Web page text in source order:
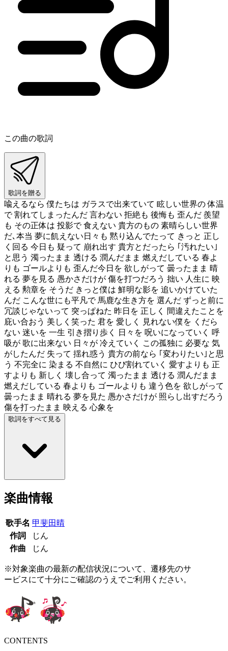
この曲の歌詞
歌詞を贈る
喩えるなら 僕たちは ガラスで出来ていて 眩しい世界の 体温
で 割れてしまったんだ 言わない 拒絶も 後悔も 歪んだ 羨望
も その正体は 投影で 食えない 貴方のもの 素晴らしい世界
だ､本当 夢に飢えない日々も 黙り込んでたって きっと 正し
く回る 今日も 疑って 崩れ出す 貴方とだったら ｢汚れたい｣
と思う 濁ったまま 透ける 潤んだまま 燃えだしている 春よ
りも ゴールよりも 歪んだ今日を 欲しがって 曇ったまま 晴
れる 夢を見る 愚かさだけが 傷を打つだろう 拙い 人生に 映
える 勲章を そうだ きっと僕は 鮮明な影を 追いかけていた
んだ こんな世にも平凡で 馬鹿な生き方を 選んだ ずっと前に
冗談じゃないって 突っぱねた 昨日を 正しく 間違えたことを
庇い合おう 美しく笑った 君を 愛しく 見れない僕を くだら
ない 迷いを 一生 引き摺り歩く 日々を 呪いになっていく 呼
吸が 歌に出来ない 日々が 冷えていく この孤独に 必要な 気
がしたんだ 失って 揺れ惑う 貴方の前なら ｢変わりたい｣と思
う 不完全に 染まる 不自然に ひび割れていく 愛すよりも 正
すよりも 新しく 壊し合って 濁ったまま 透ける 潤んだまま
燃えだしている 春よりも ゴールよりも 違う色を 欲しがって
曇ったまま 晴れる 夢を見た 愚かさだけが 照らし出すだろう
傷を打ったまま 映える 心象を
歌詞をすべて見る
楽曲情報
歌手名 甲斐田晴
作詞
じん
作曲
じん
※対象楽曲の最新の配信状況について、遷移先のサ
ービスにて十分にご確認のうえでご利用ください。
CONTENTS